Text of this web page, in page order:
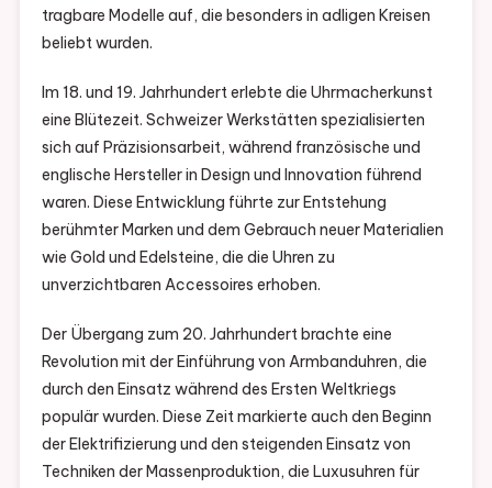
tragbare Modelle auf, die besonders in adligen Kreisen
beliebt wurden.
Im 18. und 19. Jahrhundert erlebte die Uhrmacherkunst
eine Blütezeit. Schweizer Werkstätten spezialisierten
sich auf Präzisionsarbeit, während französische und
englische Hersteller in Design und Innovation führend
waren. Diese Entwicklung führte zur Entstehung
berühmter Marken und dem Gebrauch neuer Materialien
wie Gold und Edelsteine, die die Uhren zu
unverzichtbaren Accessoires erhoben.
Der Übergang zum 20. Jahrhundert brachte eine
Revolution mit der Einführung von Armbanduhren, die
durch den Einsatz während des Ersten Weltkriegs
populär wurden. Diese Zeit markierte auch den Beginn
der Elektrifizierung und den steigenden Einsatz von
Techniken der Massenproduktion, die Luxusuhren für